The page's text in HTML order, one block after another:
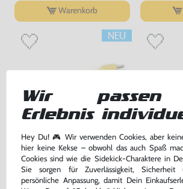
Warenkorb
AV Cinchkabel / Cinch Kabel
[Dritthersteller]
nur für MD1 !, ohne OVP, NEU
Controller
Cord
ohne OVP,
Wir passen
Erlebnis
Hey Du! 🎮 Wir verwenden Cookies, aber
hier keine Kekse – obwohl das auch Spaß
Cookies sind wie die Sidekick-Charaktere in
Sie sorgen für Zuverlässigkeit,
persönliche Anpassung, damit Dein